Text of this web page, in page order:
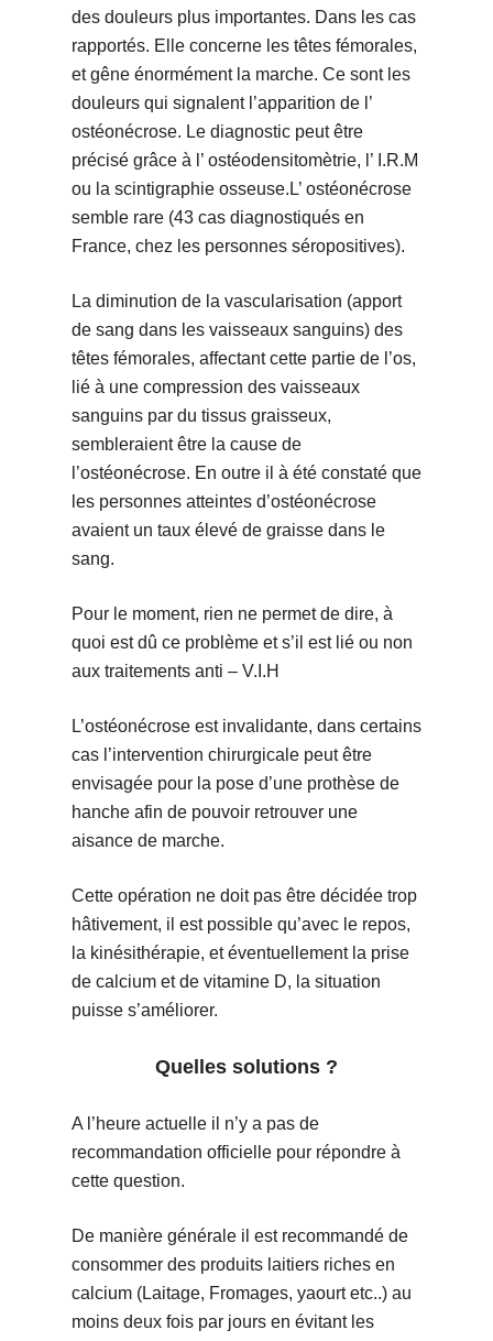
des douleurs plus importantes. Dans les cas
rapportés. Elle concerne les têtes fémorales,
et gêne énormément la marche. Ce sont les
douleurs qui signalent l’apparition de l’
ostéonécrose. Le diagnostic peut être
précisé grâce à l’ ostéodensitomètrie, l’ I.R.M
ou la scintigraphie osseuse.L’ ostéonécrose
semble rare (43 cas diagnostiqués en
France, chez les personnes séropositives).
La diminution de la vascularisation (apport
de sang dans les vaisseaux sanguins) des
têtes fémorales, affectant cette partie de l’os,
lié à une compression des vaisseaux
sanguins par du tissus graisseux,
sembleraient être la cause de
l’ostéonécrose. En outre il à été constaté que
les personnes atteintes d’ostéonécrose
avaient un taux élevé de graisse dans le
sang.
Pour le moment, rien ne permet de dire, à
quoi est dû ce problème et s’il est lié ou non
aux traitements anti – V.I.H
L’ostéonécrose est invalidante, dans certains
cas l’intervention chirurgicale peut être
envisagée pour la pose d’une prothèse de
hanche afin de pouvoir retrouver une
aisance de marche.
Cette opération ne doit pas être décidée trop
hâtivement, il est possible qu’avec le repos,
la kinésithérapie, et éventuellement la prise
de calcium et de vitamine D, la situation
puisse s’améliorer.
Quelles solutions ?
A l’heure actuelle il n’y a pas de
recommandation officielle pour répondre à
cette question.
De manière générale il est recommandé de
consommer des produits laitiers riches en
calcium (Laitage, Fromages, yaourt etc..) au
moins deux fois par jours en évitant les